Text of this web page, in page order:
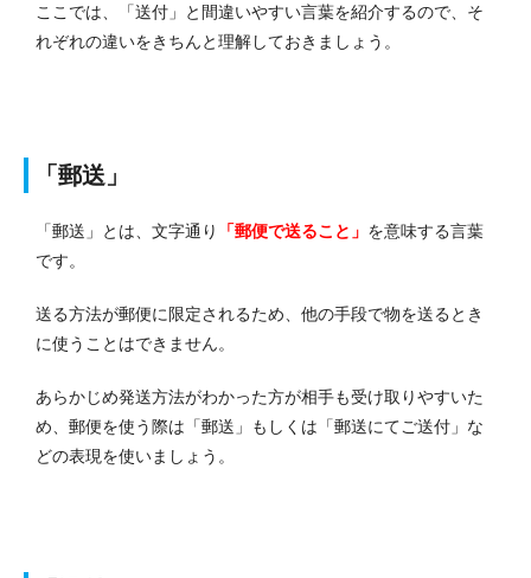
ここでは、「送付」と間違いやすい言葉を紹介するので、そ
れぞれの違いをきちんと理解しておきましょう。
「郵送」
「郵送」とは、文字通り 「郵便で送ること」 を意味する言葉
です。
送る方法が郵便に限定されるため、他の手段で物を送るとき
に使うことはできません。
あらかじめ発送方法がわかった方が相手も受け取りやすいた
め、郵便を使う際は「郵送」もしくは「郵送にてご送付」な
どの表現を使いましょう。